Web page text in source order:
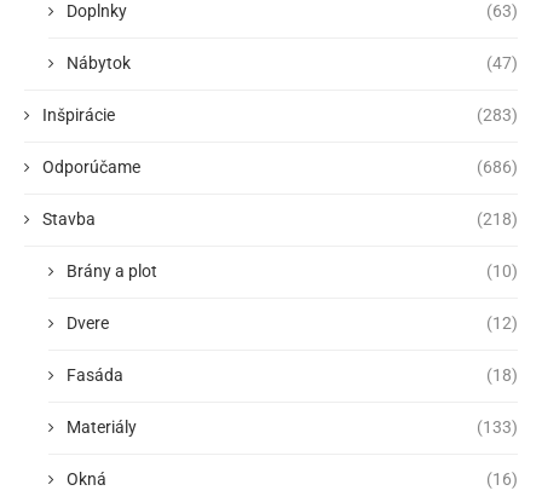
Doplnky (63)
Nábytok (47)
Inšpirácie (283)
Odporúčame (686)
Stavba (218)
Brány a plot (10)
Dvere (12)
Fasáda (18)
Materiály (133)
Okná (16)